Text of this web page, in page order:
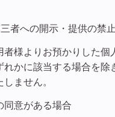
者への開示・提供の禁止
者様よりお預かりした個
れかに該当する場合を除
ません。
同意がある場合